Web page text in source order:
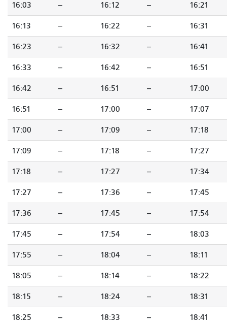
16:03 -- 16:12 -- 16:21
16:13 -- 16:22 -- 16:31
16:23 -- 16:32 -- 16:41
16:33 -- 16:42 -- 16:51
16:42 -- 16:51 -- 17:00
16:51 -- 17:00 -- 17:07
17:00 -- 17:09 -- 17:18
17:09 -- 17:18 -- 17:27
17:18 -- 17:27 -- 17:34
17:27 -- 17:36 -- 17:45
17:36 -- 17:45 -- 17:54
17:45 -- 17:54 -- 18:03
17:55 -- 18:04 -- 18:11
18:05 -- 18:14 -- 18:22
18:15 -- 18:24 -- 18:31
18:25 -- 18:33 -- 18:41